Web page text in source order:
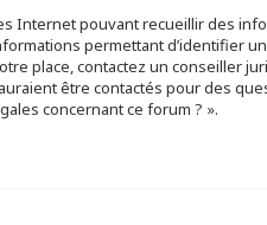
Internet pouvant recueillir des
permettant d’identifier
place, contactez un conseiller
être contactés pour des
concernant ce forum ? ».